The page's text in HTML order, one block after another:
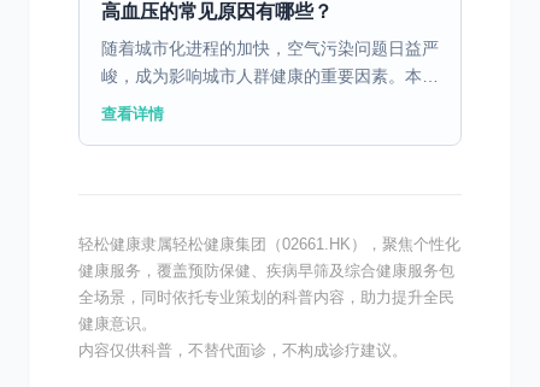
高血压的常见原因有哪些？
随着城市化进程的加快，空气污染问题日益严
峻，成为影响城市人群健康的重要因素。本文
将探讨空气污染物暴露与高血压发病率及血压
查看详情
轻松健康隶属轻松健康集团（02661.HK），聚焦个性化
健康服务，覆盖预防保健、疾病早筛及综合健康服务包
全场景，同时依托专业策划的科普内容，助力提升全民
健康意识。
内容仅供科普，不替代面诊，不构成诊疗建议。